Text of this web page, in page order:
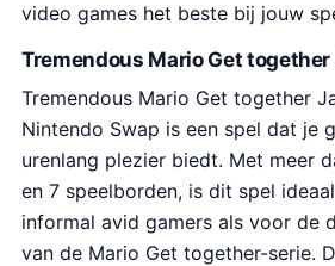
video games het beste bij jouw
Tremendous Mario Get
Tremendous Mario Get together
Nintendo Swap is een spel dat je
urenlang plezier biedt. Met meer
en 7 speelborden, is dit spel
informal avid gamers als voor de
van de Mario Get together-serie.